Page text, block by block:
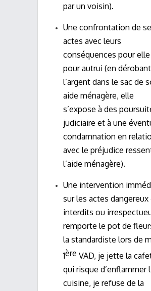
par un voisin).
Une confrontation de
actes avec leurs
conséquences pour
pour autrui (en
l’argent dans le sac de
aide ménagère, elle
s’expose à des
judiciaire et à une
condamnation en
avec le préjudice
l’aide ménagère).
Une intervention
sur les actes dangereux
interdits ou
remporte le pot de
la standardiste lors de
1ère VAD, je jette la
qui risque d’enflammer
cuisine, je refuse de la